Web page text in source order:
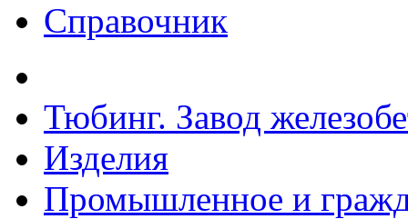
Справочник
Тюбинг. Завод
Изделия
Промышленное и